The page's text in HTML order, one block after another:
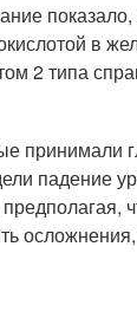
показало,
в
2 типа
принимали
падение